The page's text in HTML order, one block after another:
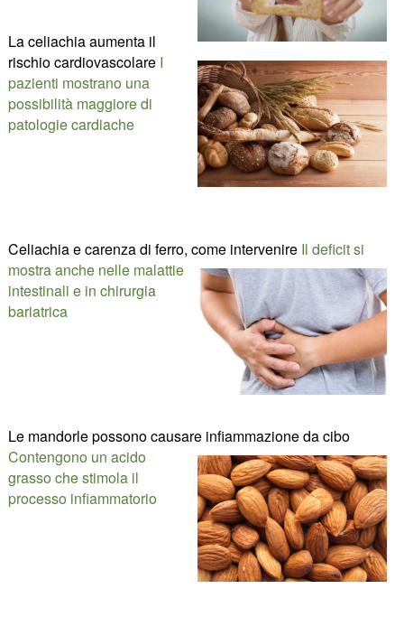
La celiachia aumenta il
rischio cardiovascolare I
pazienti mostrano una
possibilità maggiore di
patologie cardiache
Celiachia e carenza di ferro, come intervenire Il deficit si
mostra anche nelle malattie
intestinali e in chirurgia
bariatrica
Le mandorle possono causare infiammazione da cibo
Contengono un acido
grasso che stimola il
processo infiammatorio